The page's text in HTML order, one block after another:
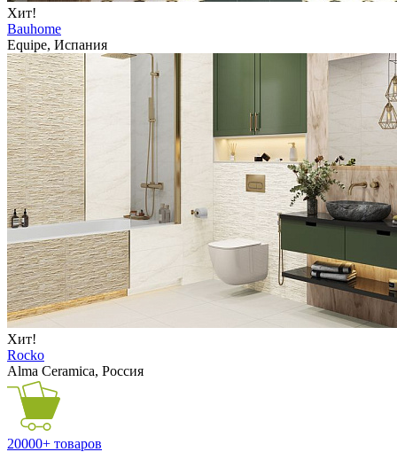
Хит!
Bauhome
Equipe, Испания
Хит!
Rocko
Alma Ceramica, Россия
20000+ товаров